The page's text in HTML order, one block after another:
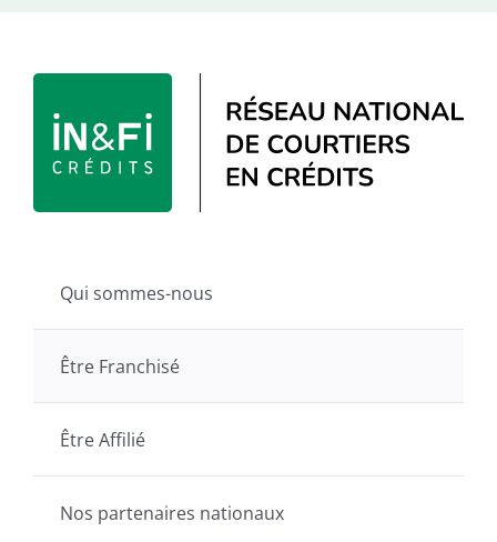
Qui sommes-nous
Être Franchisé
Être Affilié
Nos partenaires nationaux